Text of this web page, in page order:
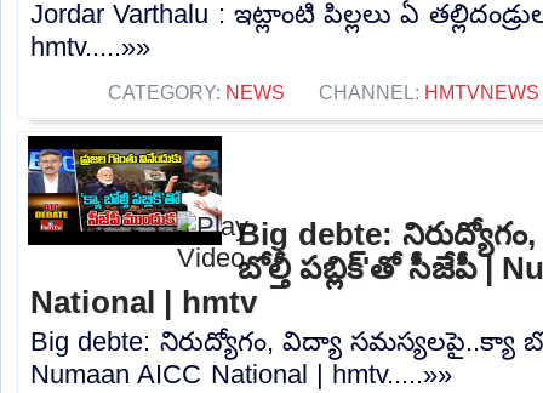
Jordar Varthalu : ఇట్లాంటి పిల్లలు ఏ
hmtv.....»»
CATEGORY: NEWS CHANNEL: HMTVNEWS
Big debte:
బోల్తీ పబ్లిక్'తో సీజేపీ |
National | hmtv
Big debte: నిరుద్యోగం, విద్యా సమస్యలపై..క్యా
Numaan AICC National | hmtv.....»»